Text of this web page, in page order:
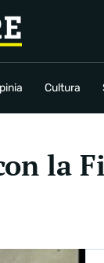
Cultura
Sport Rubriche
la